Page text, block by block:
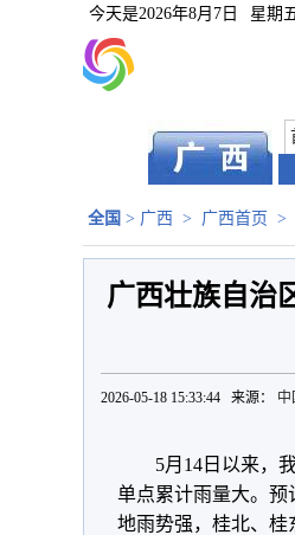
今天是2026年8月7日 星期
全国 > 广西 > 广西首页 >
广西壮族自治
2026-05-18 15:33:44 来源： 中
5月14日以来，
单点累计雨量大。预
地雨势强，桂北、桂